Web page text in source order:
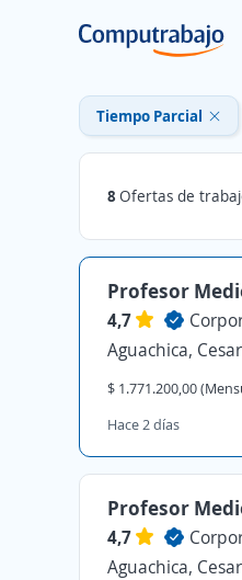
Tiempo Parcial
8 Ofertas de trabajo de
Profesor
4,7
Aguachica, Cesar
$ 1.771.200,00
Hace 2 días
Profesor
4,7
Aguachica, Cesar